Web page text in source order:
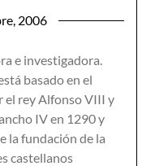
2006
e investigadora.
basado en el
el rey Alfonso VIII y
IV en 1290 y
la fundación de la
castellanos